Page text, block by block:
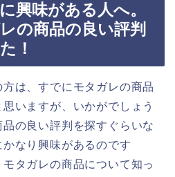
興味がある人へ。
の商品の良い評判
！
は、すでにモタガレの商品
いますが、いかがでしょう
の良い評判を探すぐらいな
なり興味があるのです
タガレの商品について知っ